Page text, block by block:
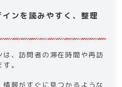
ンを読みやすく、整理
、訪問者の滞在時間や再訪
。
報がすぐに見つかるような